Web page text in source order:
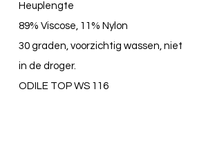
Heuplengte
89% Viscose, 11% Nylon
30 graden, voorzichtig wassen, niet
in de droger.
ODILE TOP WS 116